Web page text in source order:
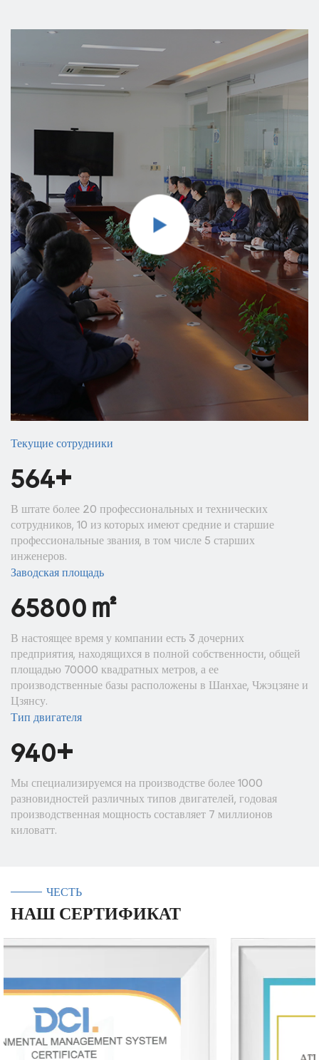
предприятия. Мы движемся к энергосбережению,
эффективности, защите окружающей среды, комплексной
автоматизации и интернационализации. Компания
Shanghai Pinxing Explosion-proof Motor Co., Ltd
стремится предоставлять хорошие продукты для двигателей
и решения в области технологий двигателей для глобальных
промышленных предприятий и различных областей, а также
превратить компанию «Pinxing» в поставщика решений в
области технологий двигателей и производителя
двигателей в мировой автомобильной промышленности.
Текущие сотрудники
600+
В штате более 20 профессиональных и технических
сотрудников, 10 из которых имеют средние и старшие
профессиональные звания, в том числе 5 старших
инженеров.
Заводская площадь
70000 ㎡
В настоящее время у компании есть 3 дочерних
предприятия, находящихся в полной собственности, общей
площадью 70000 квадратных метров, а ее
производственные базы расположены в Шанхае, Чжэцзяне и
Цзянсу.
Тип двигателя
1000+
Мы специализируемся на производстве более 1000
разновидностей различных типов двигателей, годовая
производственная мощность составляет 7 миллионов
киловатт.
ЧЕСТЬ
НАШ СЕРТИФИКАТ